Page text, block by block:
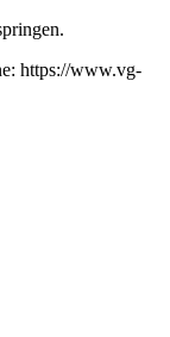
https://www.vg-